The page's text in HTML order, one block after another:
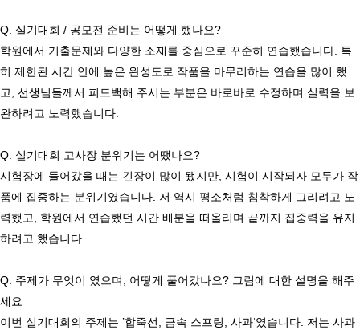
Q. 실기대회 / 공모전 준비는 어떻게 했나요?
학원에서 기출문제와 다양한 소재를 중심으로 꾸준히 연습했습니다. 특
히 제한된 시간 안에 높은 완성도로 작품을 마무리하는 연습을 많이 했
고, 선생님들께서 피드백해 주시는 부분은 바로바로 수정하며 실력을 보
완하려고 노력했습니다.
Q. 실기대회 고사장 분위기는 어땠나요?
시험장에 들어갔을 때는 긴장이 많이 됐지만, 시험이 시작되자 모두가 작
품에 집중하는 분위기였습니다. 저 역시 평소처럼 침착하게 그리려고 노
력했고, 학원에서 연습했던 시간 배분을 떠올리며 끝까지 집중력을 유지
하려고 했습니다.
Q. 주제가 무엇이 였으며, 어떻게 풀어갔나요? 그림에 대한 설명을 해주
세요
이번 실기대회의 주제는 ’합죽선, 금속 스프링, 사과‘​였습니다. 저는 사과